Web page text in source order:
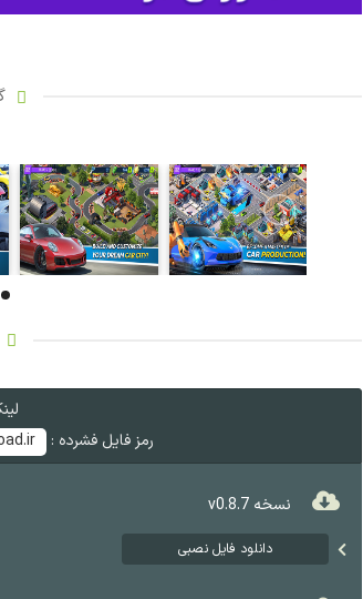
رمز فایل فشرده :
نسخه v0.8.7
دانلود فایل نصبی